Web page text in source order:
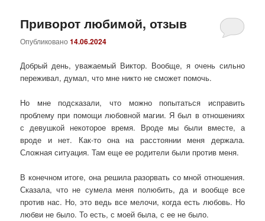
Приворот любимой, отзыв
Опубликовано14.06.2024
Добрый день, уважаемый Виктор. Вообще, я очень сильно
переживал, думал, что мне никто не сможет помочь.
Но мне подсказали, что можно попытаться исправить
проблему при помощи любовной магии. Я был в отношениях
с девушкой некоторое время. Вроде мы были вместе, а
вроде и нет. Как-то она на расстоянии меня держала.
Сложная ситуация. Там еще ее родители были против меня.
В конечном итоге, она решила разорвать со мной отношения.
Сказала, что не сумела меня полюбить, да и вообще все
против нас. Но, это ведь все мелочи, когда есть любовь. Но
любви не было. То есть, с моей была, с ее не было.